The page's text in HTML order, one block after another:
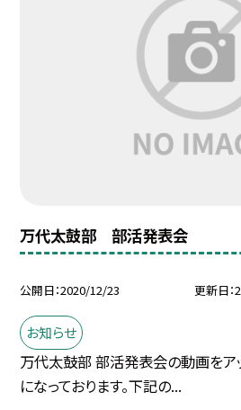
万代太鼓部 部活発表会
公開日 2020/12/23 更新日
お知らせ
万代太鼓部 部活発表会の動画をア
になっております。下記の...